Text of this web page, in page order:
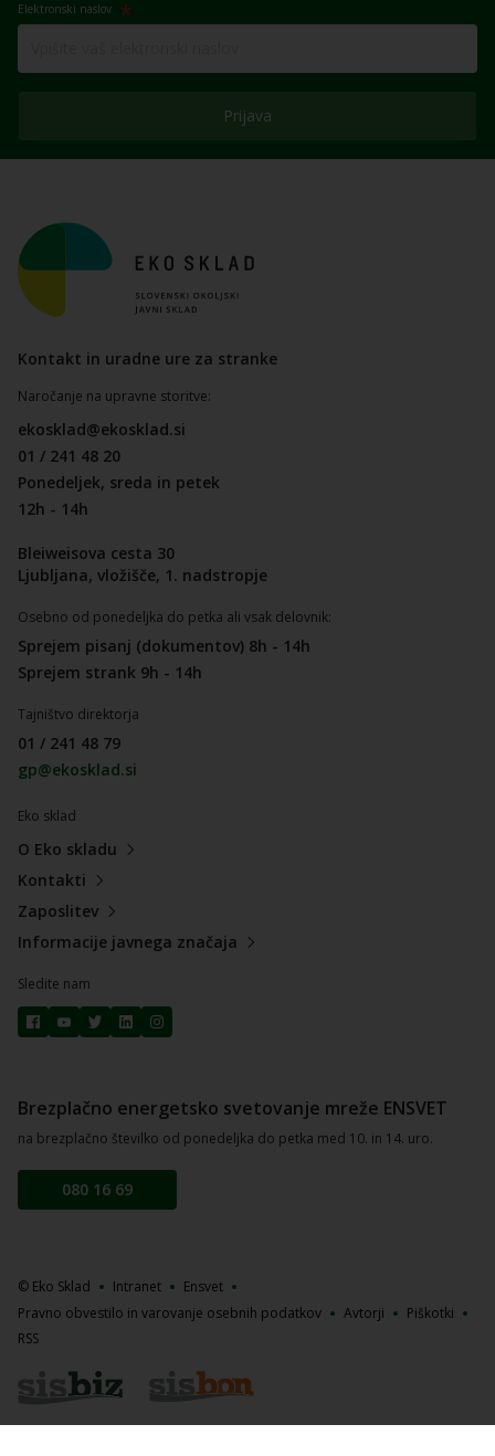
Elektronski naslov
Prijava
Kontakt in uradne ure za stranke
Naročanje na upravne storitve:
ekosklad@ekosklad.si
01 / 241 48 20
Ponedeljek, sreda in petek
12h - 14h
Bleiweisova cesta 30
Ljubljana, vložišče, 1. nadstropje
Osebno od ponedeljka do petka ali vsak delovnik:
Sprejem pisanj (dokumentov) 8h - 14h
Sprejem strank 9h - 14h
Tajništvo direktorja
01 / 241 48 79
gp@ekosklad.si
Eko sklad
O Eko skladu
Kontakti
Zaposlitev
Informacije javnega značaja
Sledite nam
Brezplačno energetsko svetovanje mreže ENSVET
na brezplačno številko od ponedeljka do petka med 10. in 14. uro.
080 16 69
© Eko Sklad Intranet
Ensvet
Pravno obvestilo in varovanje osebnih podatkov
Avtorji
Piškotki
RSS